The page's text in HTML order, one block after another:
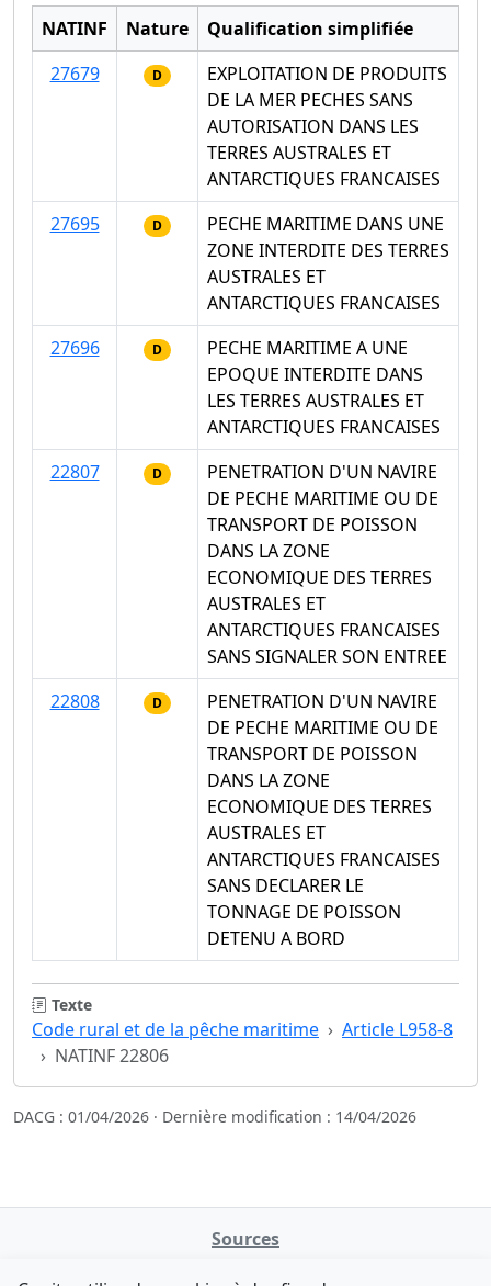
NATINF Nature
Qualification simplifiée
27679
D
EXPLOITATION DE PRODUITS
DE LA MER PECHES SANS
AUTORISATION DANS LES
TERRES AUSTRALES ET
ANTARCTIQUES FRANCAISES
27695
D
PECHE MARITIME DANS UNE
ZONE INTERDITE DES TERRES
AUSTRALES ET
ANTARCTIQUES FRANCAISES
27696
D
PECHE MARITIME A UNE
EPOQUE INTERDITE DANS
LES TERRES AUSTRALES ET
ANTARCTIQUES FRANCAISES
22807
D
PENETRATION D'UN NAVIRE
DE PECHE MARITIME OU DE
TRANSPORT DE POISSON
DANS LA ZONE
ECONOMIQUE DES TERRES
AUSTRALES ET
ANTARCTIQUES FRANCAISES
SANS SIGNALER SON ENTREE
22808
D
PENETRATION D'UN NAVIRE
DE PECHE MARITIME OU DE
TRANSPORT DE POISSON
DANS LA ZONE
ECONOMIQUE DES TERRES
AUSTRALES ET
ANTARCTIQUES FRANCAISES
SANS DECLARER LE
TONNAGE DE POISSON
DETENU A BORD
Texte
Code rural et de la pêche maritime
Article L958-8
NATINF 22806
DACG : 01/04/2026 · Dernière modification : 14/04/2026
Sources